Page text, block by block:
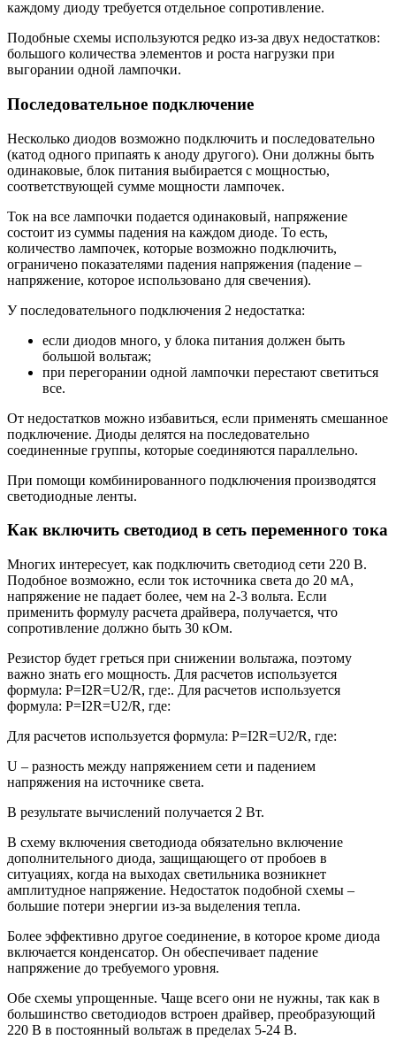
каждому диоду требуется отдельное сопротивление.
Подобные схемы используются редко из-за двух недостатков:
большого количества элементов и роста нагрузки при
выгорании одной лампочки.
Последовательное подключение
Несколько диодов возможно подключить и последовательно
(катод одного припаять к аноду другого). Они должны быть
одинаковые, блок питания выбирается с мощностью,
соответствующей сумме мощности лампочек.
Ток на все лампочки подается одинаковый, напряжение
состоит из суммы падения на каждом диоде. То есть,
количество лампочек, которые возможно подключить,
ограничено показателями падения напряжения (падение –
напряжение, которое использовано для свечения).
У последовательного подключения 2 недостатка:
если диодов много, у блока питания должен быть
большой вольтаж;
при перегорании одной лампочки перестают светиться
все.
От недостатков можно избавиться, если применять смешанное
подключение. Диоды делятся на последовательно
соединенные группы, которые соединяются параллельно.
При помощи комбинированного подключения производятся
светодиодные ленты.
Как включить светодиод в сеть переменного тока
Многих интересует, как подключить светодиод сети 220 В.
Подобное возможно, если ток источника света до 20 мА,
напряжение не падает более, чем на 2-3 вольта. Если
применить формулу расчета драйвера, получается, что
сопротивление должно быть 30 кОм.
Резистор будет греться при снижении вольтажа, поэтому
важно знать его мощность. Для расчетов используется
формула: Р=I2R=U2/R, где:. Для расчетов используется
формула: Р=I2R=U2/R, где:
Для расчетов используется формула: Р=I2R=U2/R, где:
U – разность между напряжением сети и падением
напряжения на источнике света.
В результате вычислений получается 2 Вт.
В схему включения светодиода обязательно включение
дополнительного диода, защищающего от пробоев в
ситуациях, когда на выходах светильника возникнет
амплитудное напряжение. Недостаток подобной схемы –
большие потери энергии из-за выделения тепла.
Более эффективно другое соединение, в которое кроме диода
включается конденсатор. Он обеспечивает падение
напряжение до требуемого уровня.
Обе схемы упрощенные. Чаще всего они не нужны, так как в
большинство светодиодов встроен драйвер, преобразующий
220 В в постоянный вольтаж в пределах 5-24 В.